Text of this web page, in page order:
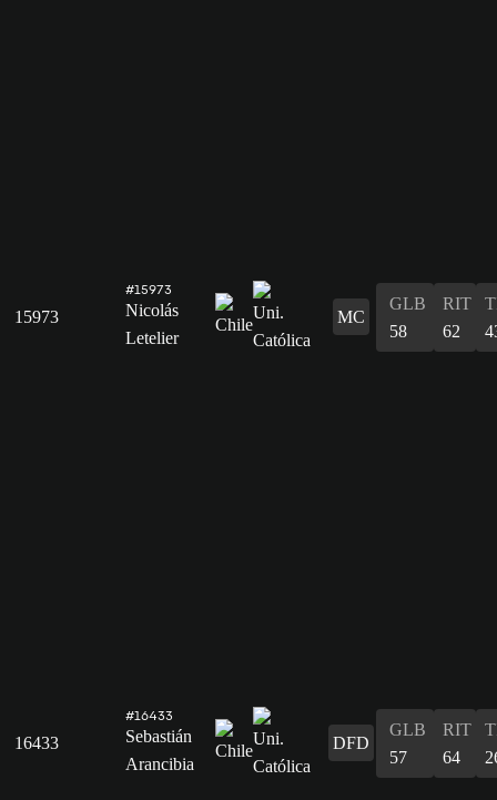
15973
#15973
Nicolás
Letelier
MC
GLB
58
RIT
62
16433
#16433
Sebastián
Arancibia
DFD
GLB
57
RIT
64